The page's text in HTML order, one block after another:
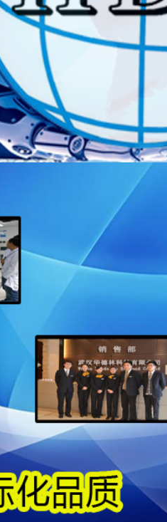
仪表价格战背景下，企业如何
作者:华德林
2025年经济环境下，面对粉尘
个层面展开分析，企业做出更理
、短期价格导向的潜在风险
仅关注短期价格，可能陷入“低
能不达标：低价粉尘仪可能采
粒物粒径影响），无法满足环
耐用性差：为压缩成本，机身材
3-5年，低价产品可能1-2年即失
性成本高：低价产品往往缺乏
机导致产线中断或环保违规，间
、长期经济性的核心维度
期经济性需以“全生命周期成本
基础性能：决定能否“用得住”